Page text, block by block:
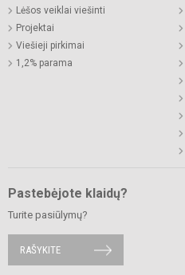
Lėšos veiklai viešinti
Projektai
Viešieji pirkimai
1,2% parama
Pastebėjote klaidų?
Turite pasiūlymų?
RAŠYKITE